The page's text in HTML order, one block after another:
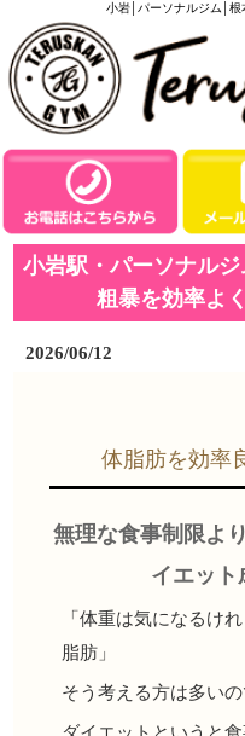
小岩│パーソナルジム│
小岩駅・パーソナル
粗暴を効率よ
2026/06/12
体脂肪を効率
無理な食事制限よ
イエット
「体重は気になるけ
脂肪」
そう考える方は多い